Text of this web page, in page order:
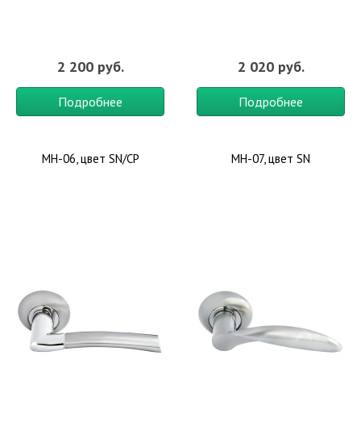
2 200 руб.
Подробнее
2 020 руб.
Подробнее
MH-06, цвет SN/CP MH-07, цвет SN